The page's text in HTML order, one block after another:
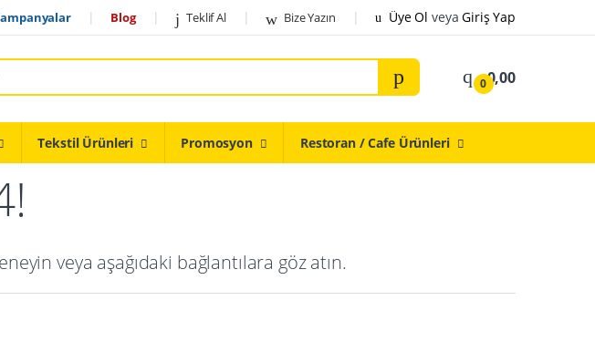
Blog Teklif Al Bize Yazın Üye Ol veya Giriş Yap
00,00
Tekstil Ürünleri Promosyon Restoran / Cafe Ürünleri
veya aşağıdaki bağlantılara göz atın.